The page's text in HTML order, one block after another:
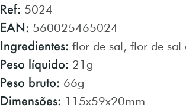
Ref: 5024
EAN: 560025465024
Ingredientes: flor de sal, flor de sal
Peso líquido: 21g
Peso bruto: 66g
Dimensões: 115x59x20mm